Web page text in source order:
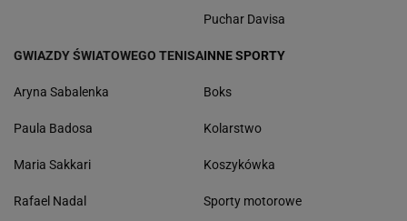
Puchar Davisa
GWIAZDY ŚWIATOWEGO TENISA
Aryna Sabalenka
Paula Badosa
Maria Sakkari
Rafael Nadal
INNE SPORTY
Boks
Kolarstwo
Koszykówka
Sporty motorowe